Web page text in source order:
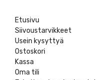
Etusivu
Siivoustarvikkeet
Usein kysyttyä
Ostoskori
Kassa
Oma tili